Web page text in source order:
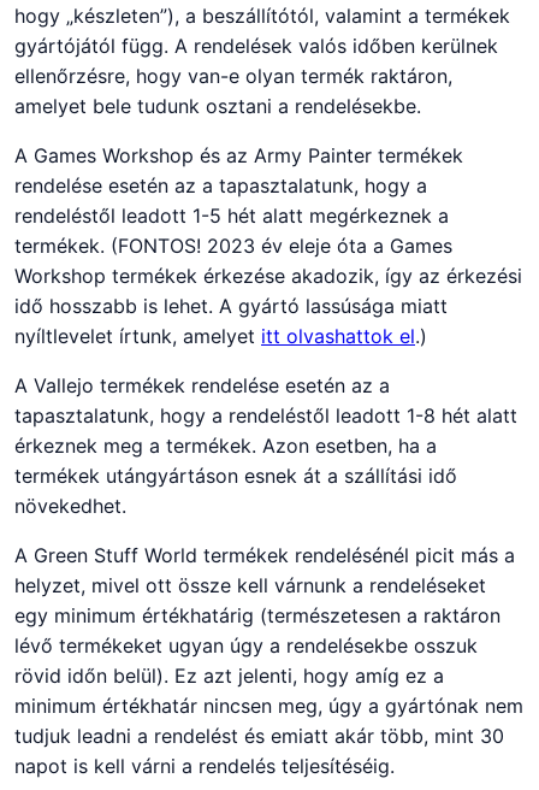
hogy „készleten”), a beszállítótól, valamint a termékek
gyártójától függ. A rendelések valós időben kerülnek
ellenőrzésre, hogy van-e olyan termék raktáron,
amelyet bele tudunk osztani a rendelésekbe.
A Games Workshop és az Army Painter termékek
rendelése esetén az a tapasztalatunk, hogy a
rendeléstől leadott 1-5 hét alatt megérkeznek a
termékek. (FONTOS! 2023 év eleje óta a Games
Workshop termékek érkezése akadozik, így az érkezési
idő hosszabb is lehet. A gyártó lassúsága miatt
nyíltlevelet írtunk, amelyet itt olvashattok el.)
A Vallejo termékek rendelése esetén az a
tapasztalatunk, hogy a rendeléstől leadott 1-8 hét alatt
érkeznek meg a termékek. Azon esetben, ha a
termékek utángyártáson esnek át a szállítási idő
növekedhet.
A Green Stuff World termékek rendelésénél picit más a
helyzet, mivel ott össze kell várnunk a rendeléseket
egy minimum értékhatárig (természetesen a raktáron
lévő termékeket ugyan úgy a rendelésekbe osszuk
rövid időn belül). Ez azt jelenti, hogy amíg ez a
minimum értékhatár nincsen meg, úgy a gyártónak nem
tudjuk leadni a rendelést és emiatt akár több, mint 30
napot is kell várni a rendelés teljesítéséig.